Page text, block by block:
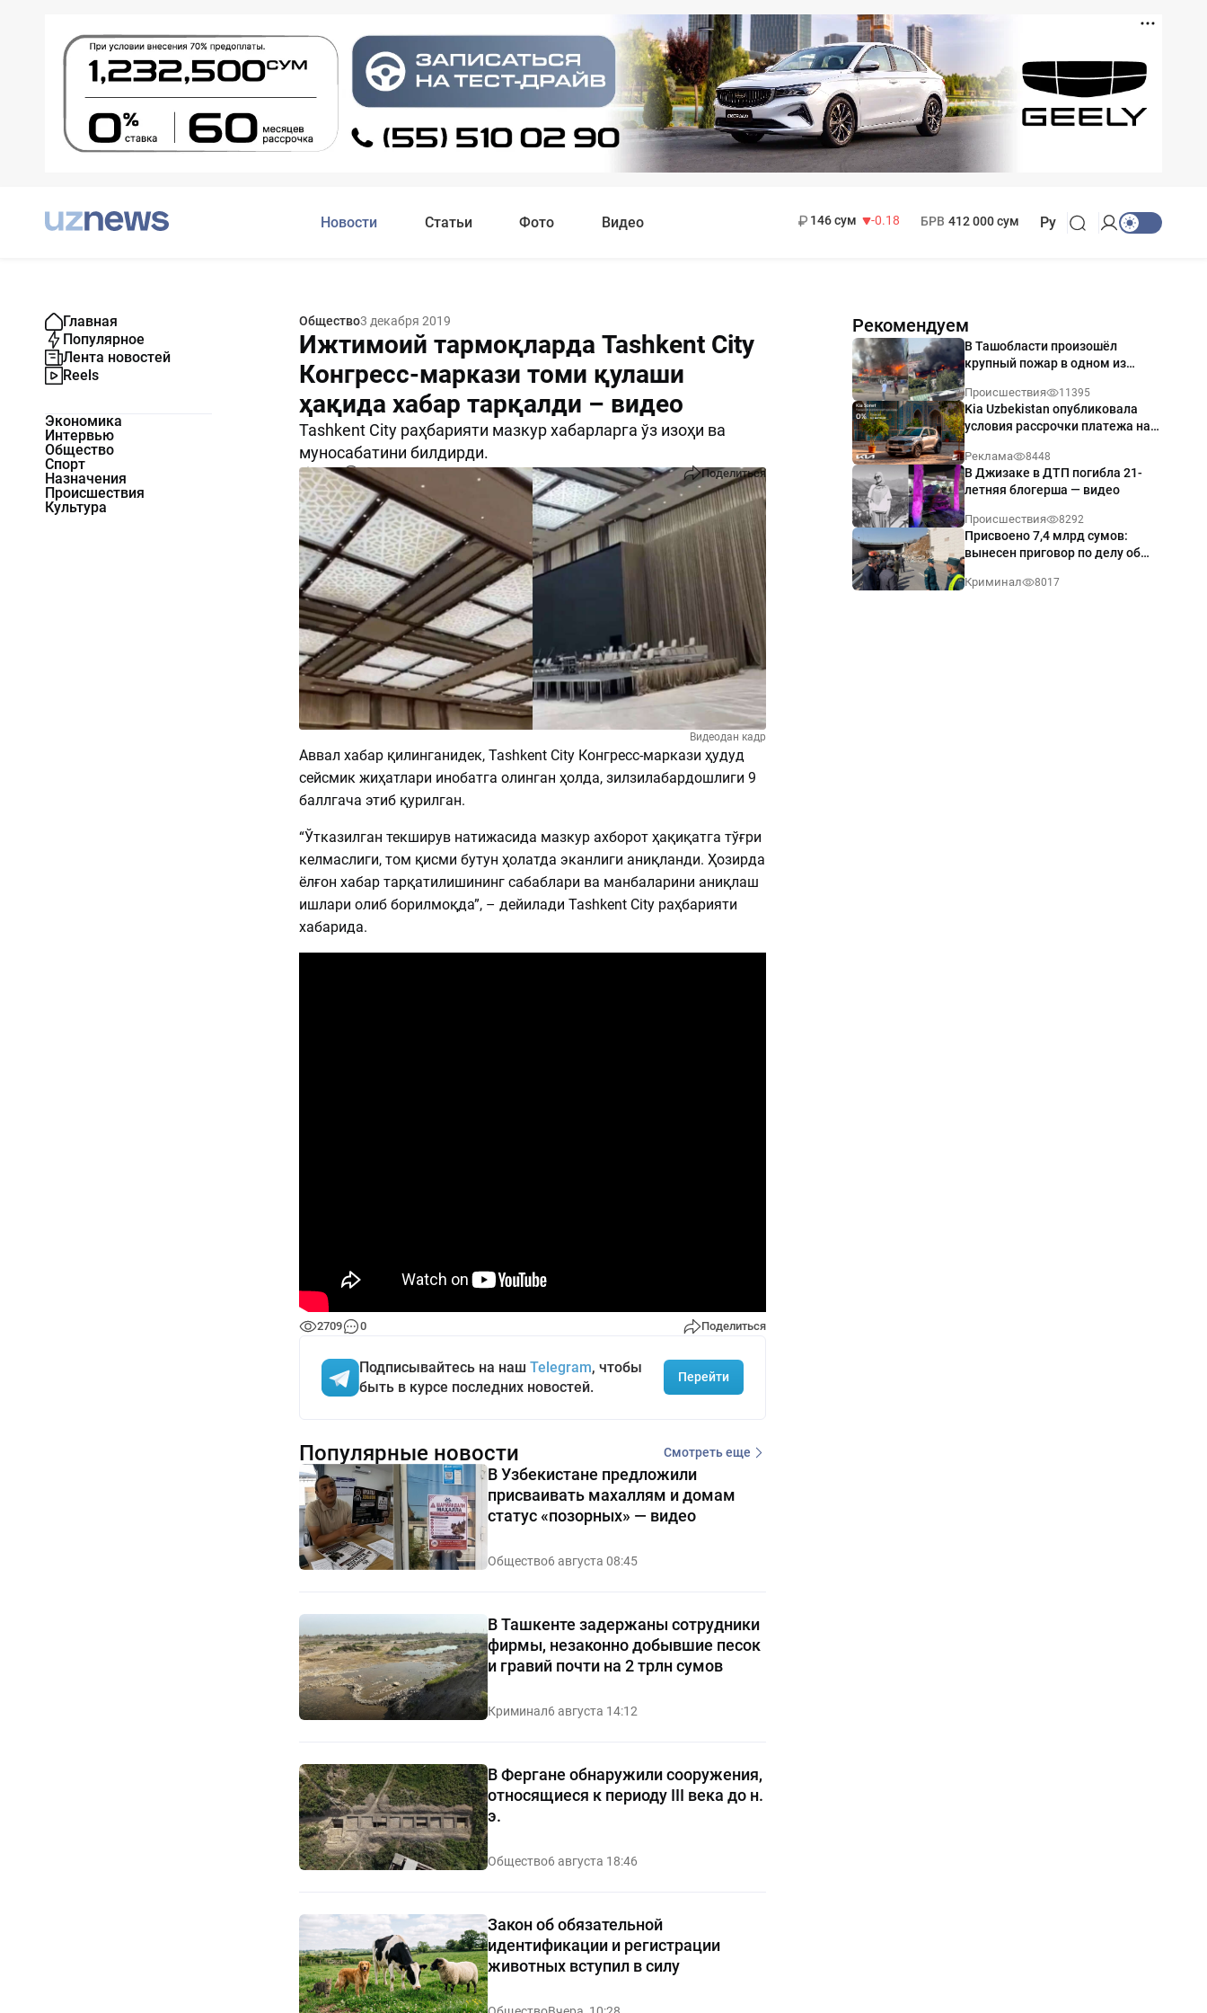
Новости Статьи Фото Видео
11 916 сум
28.92 МРОТ 1 271 000 сум Ру
Главная
Популярное
Лента новостей
Reels
Экономика
Интервью
Общество
Спорт
Назначения
Происшествия
Культура
Общество3 декабря 2019
Ижтимоий тармоқларда Tashkent City
Конгресс-маркази томи қулаши
ҳақида хабар тарқалди – видео
Tashkent City раҳбарияти мазкур хабарларга ўз изоҳи ва
муносабатини билдирди.
2709 0 Поделиться
Видеодан кадр
Аввал хабар қилинганидек, Tashkent City Конгресс-маркази ҳудуд
сейсмик жиҳатлари инобатга олинган ҳолда, зилзилабардошлиги 9
баллгача этиб қурилган.
“Ўтказилган текширув натижасида мазкур ахборот ҳақиқатга тўғри
келмаслиги, том қисми бутун ҳолатда эканлиги аниқланди. Ҳозирда
ёлғон хабар тарқатилишининг сабаблари ва манбаларини аниқлаш
ишлари олиб борилмоқда”, – дейилади Tashkent City раҳбарияти
хабарида.
2709 0 Поделиться
Подписывайтесь на наш Telegram, чтобы
быть в курсе последних новостей.
Перейти
Рекомендуем
В Ташобласти произошёл
крупный пожар в одном из
Происшествия 11395
Kia Uzbekistan опубликовала
условия рассрочки платежа на
годовых
Реклама 8448
В Джизаке в ДТП погибла 21-
летняя блогерша — видео
Происшествия 8292
Присвоено 7,4 млрд сумов:
вынесен приговор по делу об
Ташкенте
Криминал 8017
Популярные новости Смотреть еще
В Узбекистане предложили
присваивать махаллям и домам
статус «позорных» — видео
Общество6 августа 08:45
В Ташкенте задержаны сотрудники
фирмы, незаконно добывшие песок
и гравий почти на 2 трлн сумов
Криминал6 августа 14:12
В Фергане обнаружили сооружения,
относящиеся к периоду III века до н.
э.
Общество6 августа 18:46
Закон об обязательной
идентификации и регистрации
животных вступил в силу